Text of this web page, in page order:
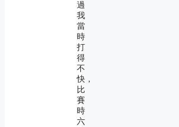
過
我
當
時
打
得
不
快，
比
賽
時
六